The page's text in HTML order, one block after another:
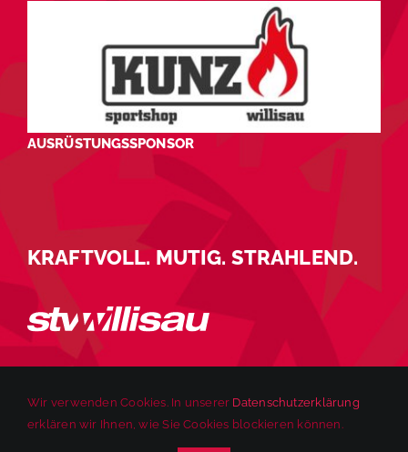
AUSRÜSTUNGSSPONSOR
KRAFTVOLL. MUTIG. STRAHLEND.
Wir verwenden Cookies. In unserer Datenschutzerklärung
erklären wir Ihnen, wie Sie Cookies blockieren können.